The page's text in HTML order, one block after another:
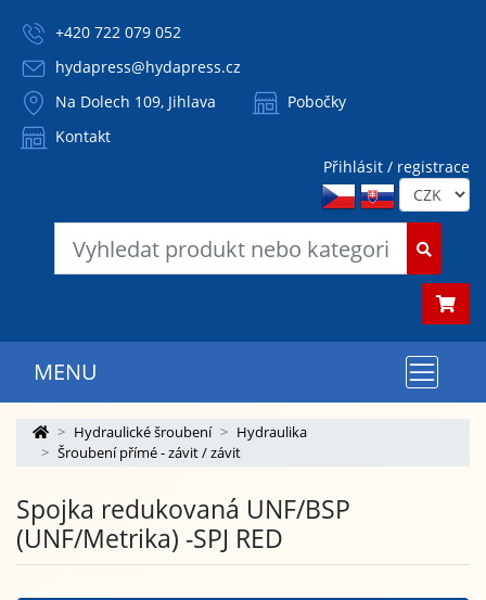
+420 722 079 052
hydapress@hydapress.cz
Na Dolech 109, Jihlava
Pobočky
Kontakt
Přihlásit / registrace
MENU
Hydraulické šroubení
Hydraulika
Šroubení přímé - závit / závit
Spojka redukovaná UNF/BSP
(UNF/Metrika) -SPJ RED